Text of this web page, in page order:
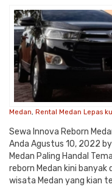
Medan, Rental Medan Lepas
Sewa Innova Reborn
Anda Agustus 10, 2022
Medan Paling Handal
reborn Medan kini
wisata Medan yang kian